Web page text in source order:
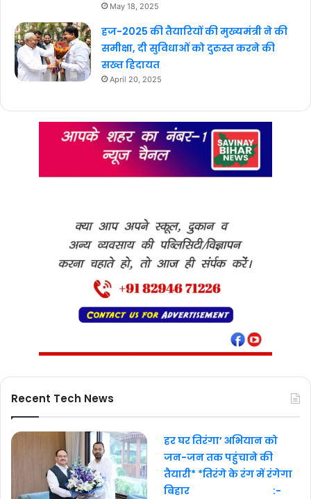
May 18, 2025
हज-2025 की तैयारियों की मुख्यमंत्री ने की
समीक्षा, दी सुविधाओं को दुरुस्त करने की
सख्त हिदायत
April 20, 2025
Recent Tech News
हर घर तिरंगा’ अभियान को
जन-जन तक पहुंचाने की
तैयारी* *तिरंगे के रंग में रंगेगा
बिहार :-